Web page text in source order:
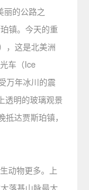
丽的公路之
镇。今天的重
，这是北美洲
车（Ice
万年冰川的震
透明的玻璃观景
达贾斯珀镇，
动物更多。上
落基山脉最大